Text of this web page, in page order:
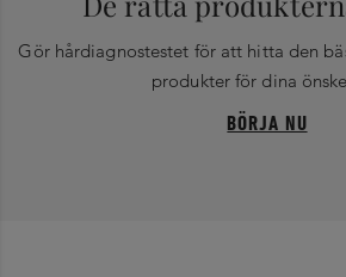
Gör hårdiagnostestet för att hitta den
produkter för dina
BÖRJA NU